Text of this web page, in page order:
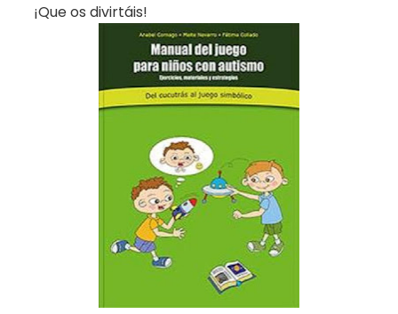
¡Que os divirtáis!